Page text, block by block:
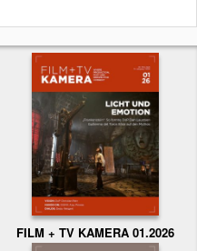
FILM + TV KAMERA 01.2026